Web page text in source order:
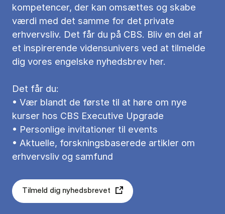
kompetencer, der kan omsættes og skabe
værdi med det samme for det private
erhvervsliv. Det får du på CBS. Bliv en del af
et inspirerende vidensunivers ved at tilmelde
dig vores engelske nyhedsbrev her.
Det får du:
• Vær blandt de første til at høre om nye
kurser hos CBS Executive Upgrade
• Personlige invitationer til events
• Aktuelle, forskningsbaserede artikler om
erhvervsliv og samfund
Tilmeld dig nyhedsbrevet